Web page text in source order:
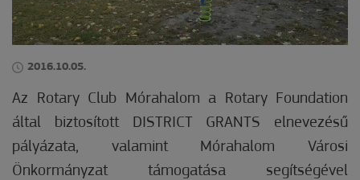
2016.10.05.
Az Rotary Club Mórahalom a Rotary Foundation
által biztosított DISTRICT GRANTS elnevezésű
pályázata, valamint Mórahalom Városi
Önkormányzat támogatása segítségével